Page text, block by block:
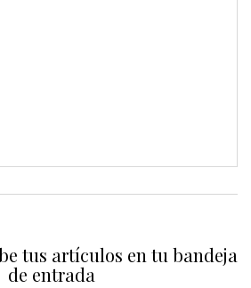
tus artículos en tu bandeja
de entrada